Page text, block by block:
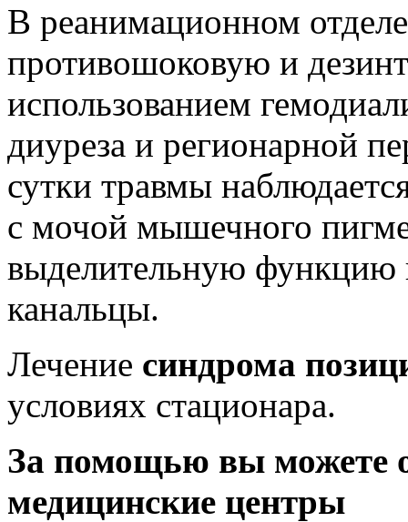
В реанимационном
противошоковую и
использованием
диуреза и регионарной
сутки травмы
с мочой мышечного
выделительную функцию
канальцы.
Лечение синдрома
условиях стационара.
За помощью вы можете
медицинские центры